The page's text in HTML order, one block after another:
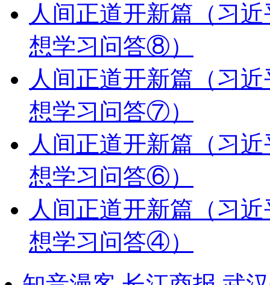
人间正道开新篇（习
想学习问答⑧）
人间正道开新篇（习
想学习问答⑦）
人间正道开新篇（习
想学习问答⑥）
人间正道开新篇（习
想学习问答④）